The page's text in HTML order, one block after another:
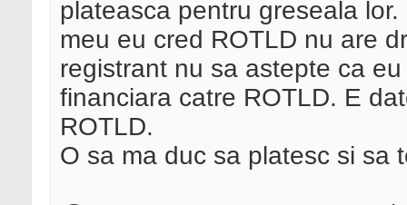
plateasca pentru greseala
meu eu cred ROTLD nu are
registrant nu sa astepte ca
financiara catre ROTLD. E
ROTLD.
O sa ma duc sa platesc si sa